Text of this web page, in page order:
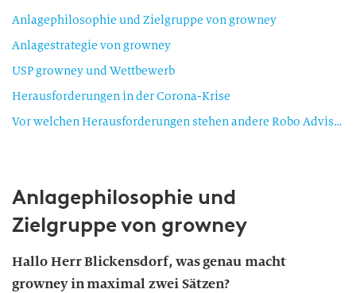
Anlagephilosophie und Zielgruppe von growney
Anlagestrategie von growney
USP growney und Wettbewerb
Herausforderungen in der Corona-Krise
Vor welchen Herausforderungen stehen andere Robo Advisors aktuell?
Anlagephilosophie und
Zielgruppe von growney
Hallo Herr Blickensdorf, was genau macht
growney in maximal zwei Sätzen?